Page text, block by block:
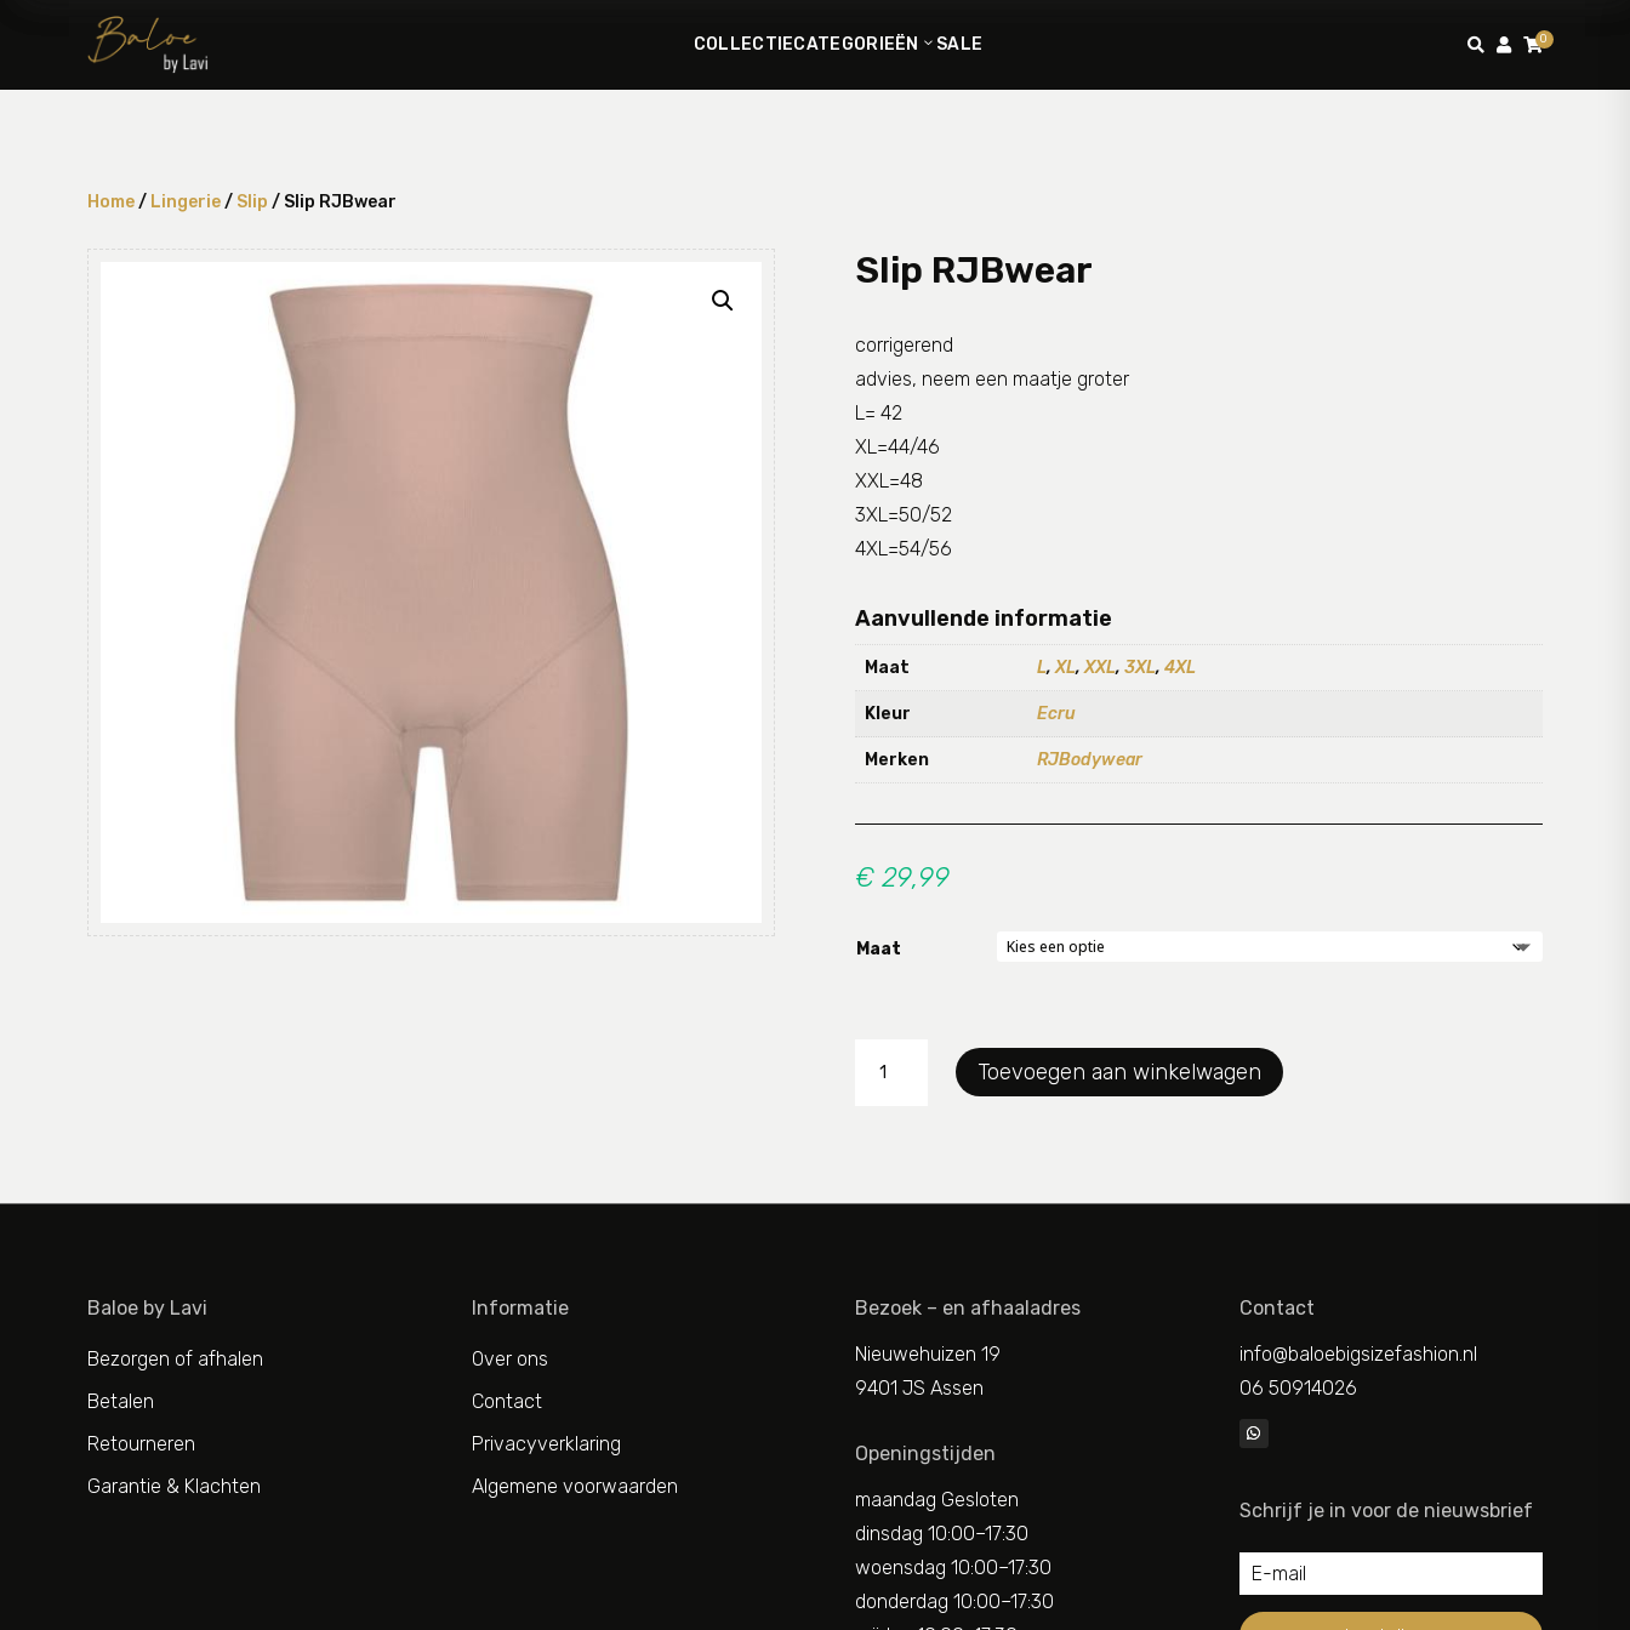
COLLECTIECATEGORIEËN SALE   0
Home/ Lingerie/ Slip / Slip RJBwear
Slip RJBwear
corrigerend
advies, neem een maatje groter
L= 42
XL=44/46
XXL=48
3XL=50/52
4XL=54/56
Aanvullende informatie
Maat L,XL,XXL, 3XL, 4XL
Kleur Ecru
Merken RJBodywear
€ 29,99
Maat
RJBwear
Toevoegen aan winkelwagen
Baloe by Lavi
Bezorgen of afhalen
Betalen
Retourneren
Garantie & Klachten
Informatie
Over ons
Contact
Privacyverklaring
Algemene voorwaarden
Bezoek – en afhaaladres
Nieuwehuizen 19
9401 JS Assen
Openingstijden
maandag Gesloten
dinsdag 10:00–17:30
woensdag 10:00–17:30
donderdag 10:00–17:30
Contact
info@baloebigsizefashion.nl
06 50914026
Schrijf je in voor de nieuwsbrief